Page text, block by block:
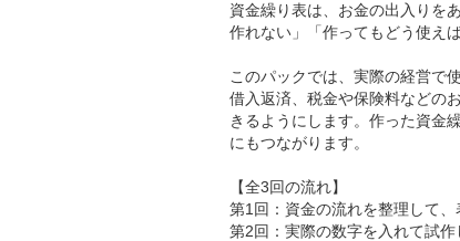
資金繰り表は、お金の出入りを
作れない」「作ってもどう使え
このパックでは、実際の経営で
借入返済、税金や保険料などの
きるようにします。作った資金
にもつながります。
【全3回の流れ】
第1回：資金の流れを整理して、
第2回：実際の数字を入れて試